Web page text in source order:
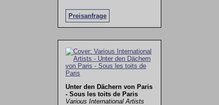
Preisanfrage
Unter den Dächern von Paris
- Sous les toits de Paris
Various International Artists